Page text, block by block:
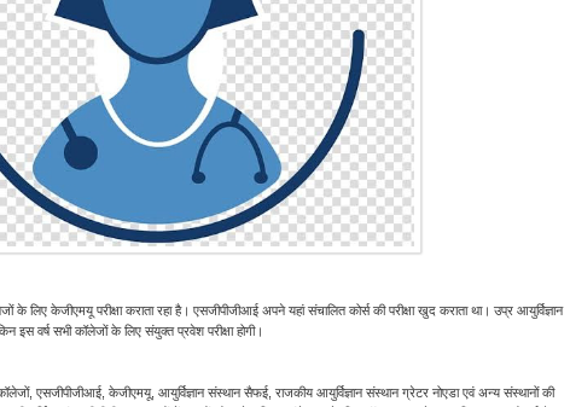
के लिए केजीएमयू परीक्षा कराता रहा है। एसजीपीजीआई अपने यहां संचालित कोर्स की परीक्षा खुद कराता था। उप्र आयुर्विज्ञान
इस वर्ष सभी कॉलेजों के लिए संयुक्त प्रवेश परीक्षा होगी।
एसजीपीजीआई, केजीएमयू, आयुर्विज्ञान संस्थान सैफई, राजकीय आयुर्विज्ञान संस्थान ग्रेटर नोएडा एवं अन्य संस्थानों की